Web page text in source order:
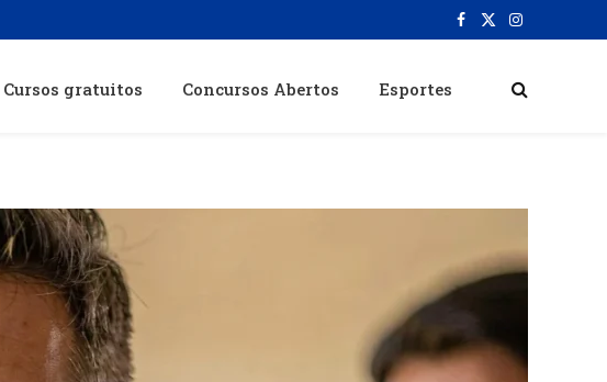
Facebook
X
Instagram
Cursos gratuitos Concursos Abertos Esportes